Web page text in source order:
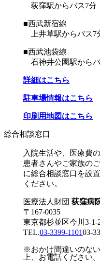
荻窪駅からバス7分
■西武新宿線
上井草駅からバス7
■西武池袋線
石神井公園駅から
詳細はこちら
駐車場情報はこちら
印刷用地図はこちら
総合相談窓口
入院生活や、医療費
患者さんやご家族の
に総合相談窓口を設
ください。
医療法人財団 荻窪病
〒167-0035
東京都杉並区今川3-1-
TEL.03-3399-110103-
※おかけ間違いのな
上、お電話ください。